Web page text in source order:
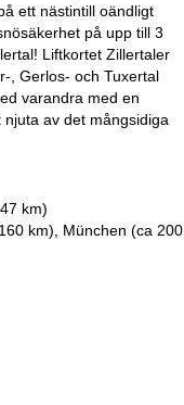
ett nästintill oändligt
på upp till 3
Liftkortet Zillertaler
, Gerlos- och Tuxertal
varandra med en
av det mångsidiga
km)
km), München (ca 200